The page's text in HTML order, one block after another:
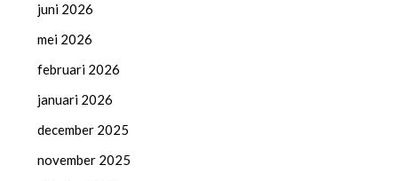
juni 2026
mei 2026
februari 2026
januari 2026
december 2025
november 2025